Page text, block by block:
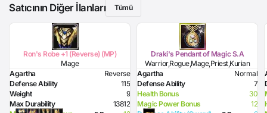
Satıcının Diğer İlanları Tümü
Ron's Robe +1 (Reverse) (MP)
Mage
Agartha
Reverse
Defense Ability
115
Weight
9
Max Durability
13812
Draki's Pendant of Magic S.A
Warrior,Rogue,Mage,Priest,Kurian
Agartha
Normal
Defense Ability
7
Health Bonus
30
Magic Power Bonus
12